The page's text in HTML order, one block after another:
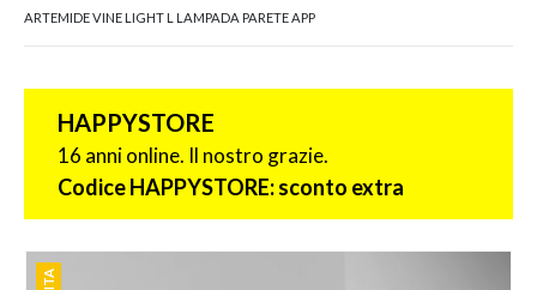
ARTEMIDE VINE LIGHT L LAMPADA PARETE APP
HAPPYSTORE
16 anni online. Il nostro grazie.
Codice HAPPYSTORE: sconto extra